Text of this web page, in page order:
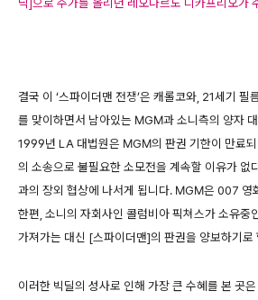
결국 이 ‘스파이더맨 전쟁’은 캐롤코와, 21세기 필
를 맞이하면서 남아있는 MGM과 소니측의 양자
1999년 LA 대법원은 MGM의 판권 기한이 만료
의 소송으로 불필요한 소모전을 계속할 이유가 없
과의 장외 협상에 나서게 됩니다. MGM은 007 영
한편, 소니의 자회사인 콜럼비아 픽쳐스가 소유중
가져가는 대신 [스파이더맨]의 판권을 양보하기로
이러한 빅딜의 성사로 인해 가장 큰 수혜를 본 곳